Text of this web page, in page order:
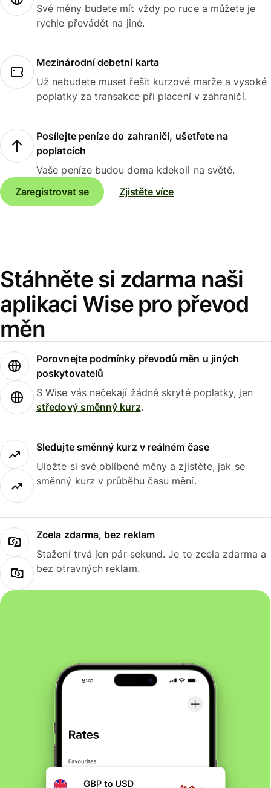
Své měny budete mít vždy po ruce a můžete je
rychle převádět na jiné.
Mezinárodní debetní karta
Už nebudete muset řešit kurzové marže a vysoké
poplatky za transakce při placení v zahraničí.
Posílejte peníze do zahraničí, ušetřete na
poplatcích
Vaše peníze budou doma kdekoli na světě.
Zaregistrovat se
Zjistěte více
Stáhněte si zdarma naši
aplikaci Wise pro převod
měn
Porovnejte podmínky převodů měn u jiných
poskytovatelů
S Wise vás nečekají žádné skryté poplatky, jen
středový směnný kurz.
Sledujte směnný kurz v reálném čase
Uložte si své oblíbené měny a zjistěte, jak se
směnný kurz v průběhu času mění.
Zcela zdarma, bez reklam
Stažení trvá jen pár sekund. Je to zcela zdarma a
bez otravných reklam.